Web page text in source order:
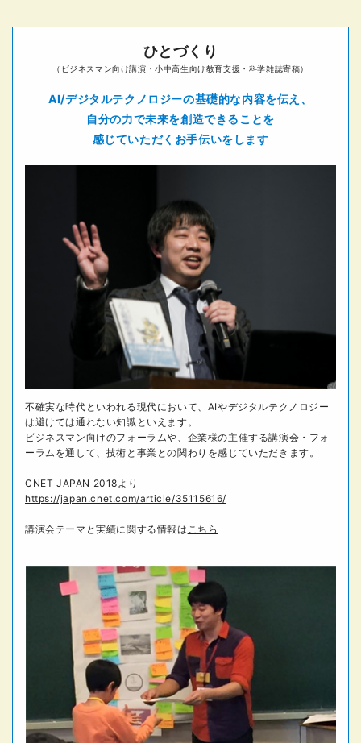
ひとづくり
（ビジネスマン向け講演・小中高生向け教育支援・科学雑誌寄稿）
AI/デジタルテクノロジーの基礎的な内容を伝え、
自分の力で未来を創造できることを
感じていただくお手伝いをします
不確実な時代といわれる現代において、AIやデジタルテクノロジー
は避けては通れない知識といえます。
ビジネスマン向けのフォーラムや、企業様の主催する講演会・フォ
ーラムを通して、技術と事業との関わりを感じていただきます。
CNET JAPAN 2018より
https://japan.cnet.com/article/35115616/
講演会テーマと実績に関する情報は こちら